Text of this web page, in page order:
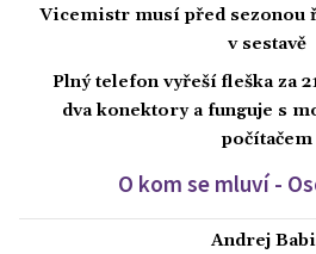
Vicemistr musí před sezonou
v sestavě
Plný telefon vyřeší fleška za
dva konektory a funguje s
počítačem
O kom se mluví -
Andrej